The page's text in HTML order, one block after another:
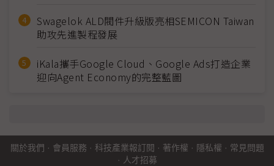
Swagelok ALD閥件升級版亮相SEMICON Taiwan
助攻先進製程發展
iKala攜手Google Cloud、Google Ads打造企業
迎向Agent Economy的完整藍圖
關於我們 · 會員服務 · 科技產業報訂閱 · 著作權 · 隱私權 · 常見問題
· 人才招募